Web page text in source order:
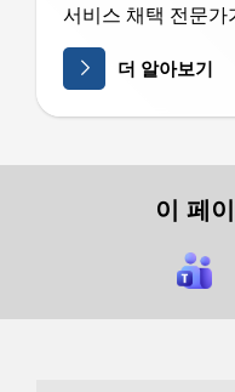
서비스 채택 전문가
더 알아보기
이 페